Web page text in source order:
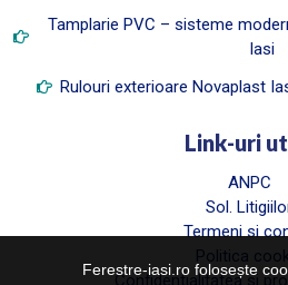
Tamplarie PVC – sisteme
Iasi
Rulouri exterioare Novaplast
Link-uri
ANPC
Sol.
Termeni si
Politica
Confidentialitatea si
Ferestre-iasi.ro folosește